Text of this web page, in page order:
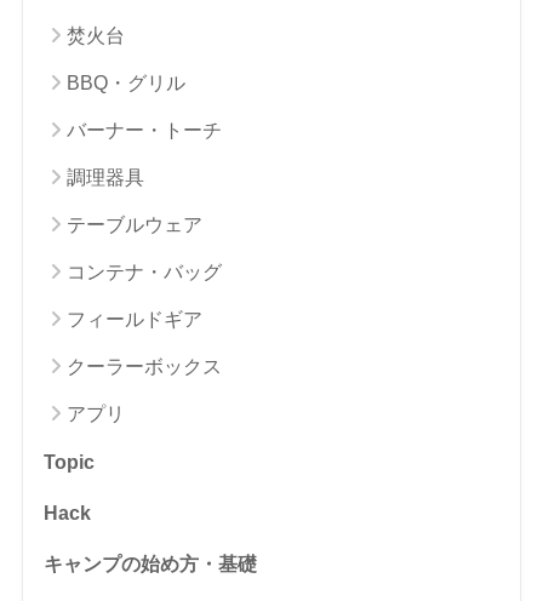
焚火台
BBQ・グリル
バーナー・トーチ
調理器具
テーブルウェア
コンテナ・バッグ
フィールドギア
クーラーボックス
アプリ
Topic
Hack
キャンプの始め方・基礎